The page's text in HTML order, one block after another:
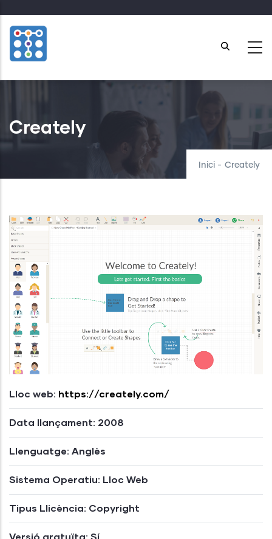
to
main
content
Creately
Inici - Creately
Lloc web: https://creately.com/
Data llançament: 2008
Llenguatge: Anglès
Sistema Operatiu: Lloc Web
Tipus Llicència: Copyright
Versió gratuïta: Sí